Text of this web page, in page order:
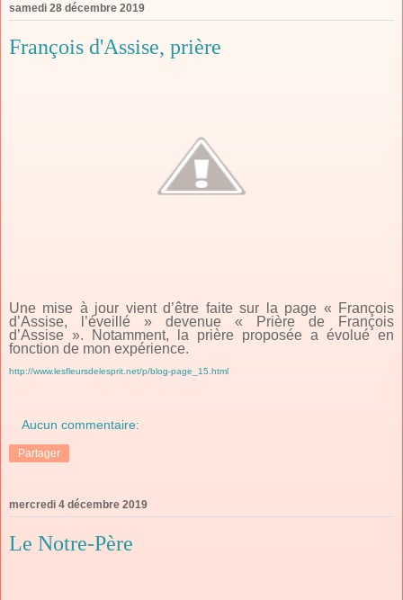
samedi 28 décembre 2019
François d'Assise, prière
Une mise à jour vient d’être faite sur la page « François
d’Assise, l’éveillé » devenue « Prière de François
d’Assise ». Notamment, la prière proposée a évolué en
fonction de mon expérience.
http://www.lesfleursdelesprit.net/p/blog-page_15.html
Aucun commentaire:
Partager
mercredi 4 décembre 2019
Le Notre-Père